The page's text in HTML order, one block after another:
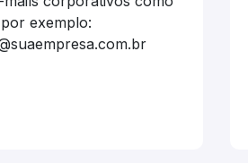
por exemplo: